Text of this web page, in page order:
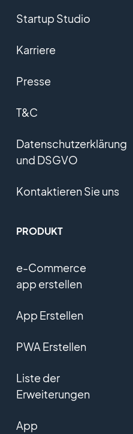
Startup Studio
Karriere
Presse
T&C
Datenschutzerklärung
und DSGVO
Kontaktieren Sie uns
PRODUKT
e-Commerce
app erstellen
App Erstellen
PWA Erstellen
Liste der
Erweiterungen
App